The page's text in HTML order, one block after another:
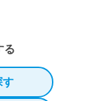
る
す